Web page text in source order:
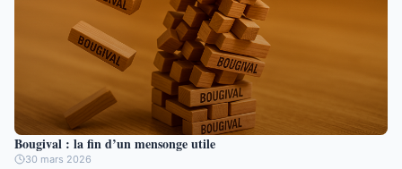
Bougival : la fin d’un mensonge utile
30 mars 2026